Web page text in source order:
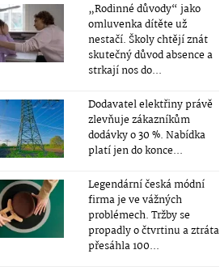
„Rodinné důvody“ jako
omluvenka dítěte už
nestačí. Školy chtějí znát
skutečný důvod absence a
strkají nos do...
Dodavatel elektřiny právě
zlevňuje zákazníkům
dodávky o 30 %. Nabídka
platí jen do konce...
Legendární česká módní
firma je ve vážných
problémech. Tržby se
propadly o čtvrtinu a ztráta
přesáhla 100...